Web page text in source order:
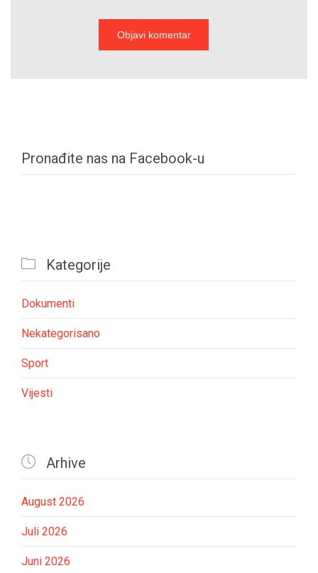
Pronađite nas na Facebook-u
 Kategorije
Dokumenti
Nekategorisano
Sport
Vijesti
 Arhive
August 2026
Juli 2026
Juni 2026